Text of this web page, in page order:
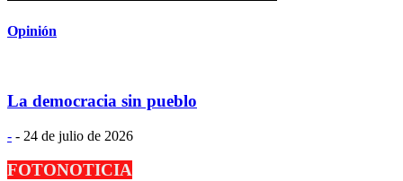
Opinión
La democracia sin pueblo
- - 24 de julio de 2026
FOTONOTICIA